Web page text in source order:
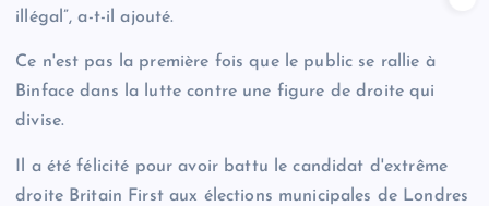
illégal”, a-t-il ajouté.
Ce n'est pas la première fois que le public se rallie à
Binface dans la lutte contre une figure de droite qui
divise.
Il a été félicité pour avoir battu le candidat d'extrême
droite Britain First aux élections municipales de Londres